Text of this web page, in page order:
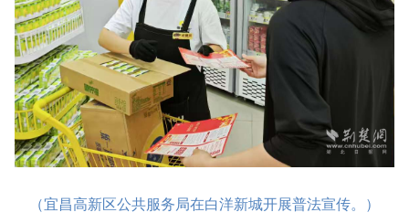
（宜昌高新区公共服务局在白洋新城开展普法宣传。）